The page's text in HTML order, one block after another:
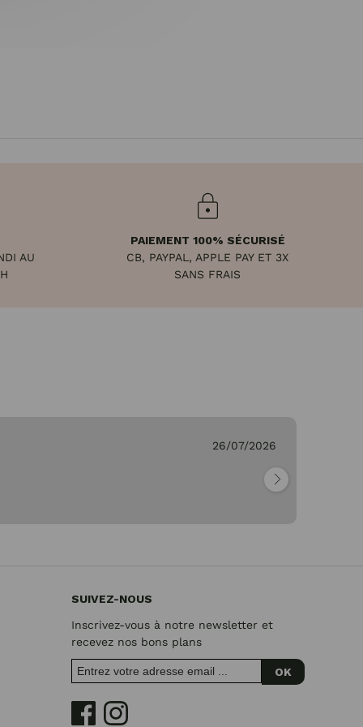
AU
PAIEMENT 100% SÉCURISÉ
CB, PAYPAL, APPLE PAY ET 3X
SANS FRAIS
26/07/2026
SUIVEZ-NOUS
Inscrivez-vous à notre newsletter et
recevez nos bons plans
OK